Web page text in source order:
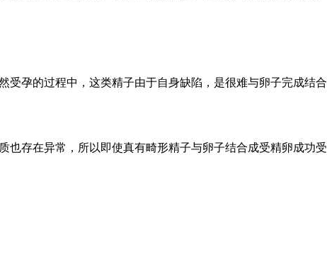
孕的过程中，这类精子由于自身缺陷，是很难与卵子完成结合
存在异常，所以即使真有畸形精子与卵子结合成受精卵成功受